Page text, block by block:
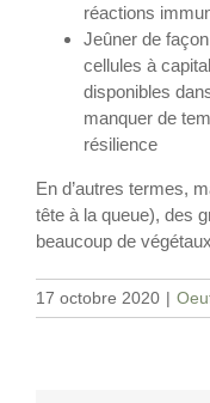
réactions
Jeûner de
cellules à
disponibles
manquer de
résilience
En d’autres termes,
tête à la queue), des
beaucoup de
17 octobre 2020 |